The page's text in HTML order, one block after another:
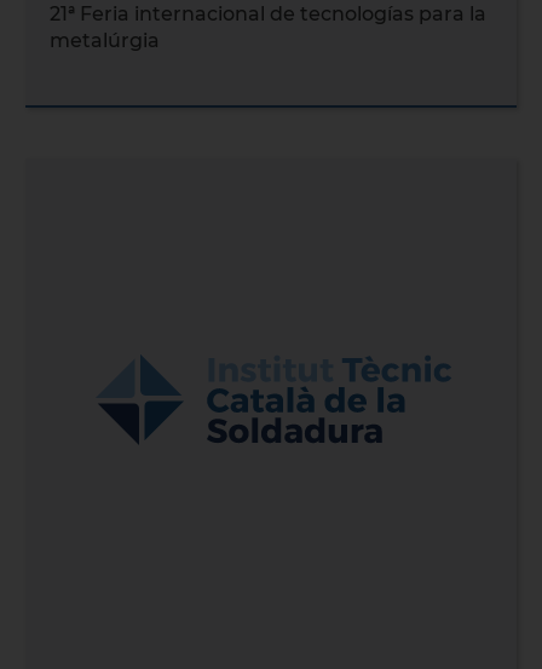
21ª Feria internacional de tecnologías para la
metalúrgia